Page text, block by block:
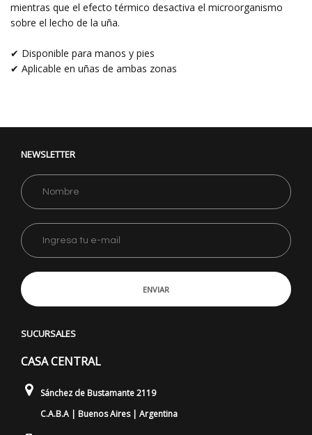
mientras que el efecto térmico desactiva el microorganismo
sobre el lecho de la uña.
✔ Disponible para manos y pies
✔ Aplicable en uñas de ambas zonas
NEWSLETTER
ENVIAR
SUCURSALES
CASA CENTRAL
Sánchez de Bustamante 2119
C.A.B.A | Buenos Aires | Argentina